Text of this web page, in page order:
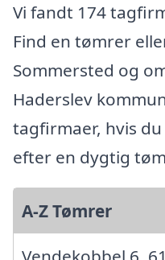
Vi fandt 174
Find en tømrer
Sommersted og
Haderslev
tagfirmaer, hvis
efter en dygtig
A-Z Tømrer